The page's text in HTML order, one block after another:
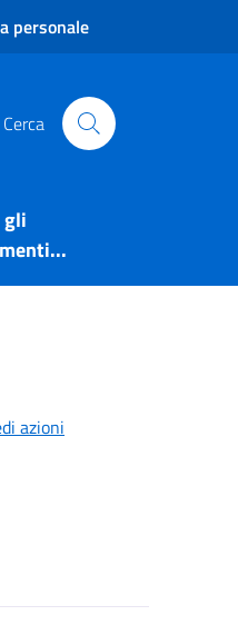
personale
Cerca
azioni